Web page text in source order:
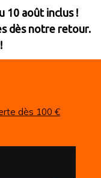
10 août inclus !
dès notre retour.
dès 100 €